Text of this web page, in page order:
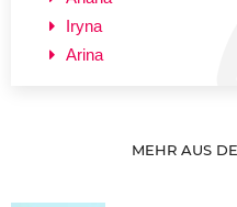
Iryna
Arina
MEHR AUS